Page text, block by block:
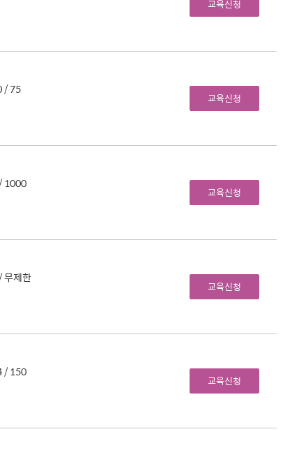
교육신청
/ 75
교육신청
1000
교육신청
무제한
교육신청
/ 150
교육신청